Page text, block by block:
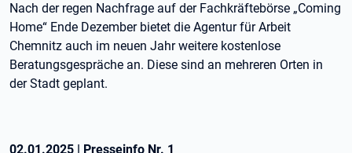
Nach der regen Nachfrage auf der Fachkräftebörse „Coming
Home“ Ende Dezember bietet die Agentur für Arbeit
Chemnitz auch im neuen Jahr weitere kostenlose
Beratungsgespräche an. Diese sind an mehreren Orten in
der Stadt geplant.
02.01.2025 | Presseinfo Nr. 1